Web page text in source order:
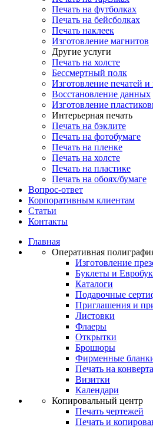
Печать на футболках
Печать на бейсболках
Печать наклеек
Изготовление магнитов
Другие услуги
Печать на холсте
Бессмертный полк
Изготовление печатей
Восстановление данных
Изготовление
Интерьерная печать
Печать на бэклите
Печать на фотобумаге
Печать на пленке
Печать на холсте
Печать на пластике
Печать на обоях/бумаге
Вопрос-ответ
Корпоративным клиентам
Статьи
Контакты
Главная
Оперативная
Изготовление
Буклеты и
Каталоги
Подарочные
Приглашения и
Листовки
Флаеры
Открытки
Брошюры
Фирменные
Печать на
Визитки
Календари
Копировальный центр
Печать чертежей
Печать и